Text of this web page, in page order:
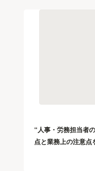
“人事・労務担当者
点と業務上の注意点